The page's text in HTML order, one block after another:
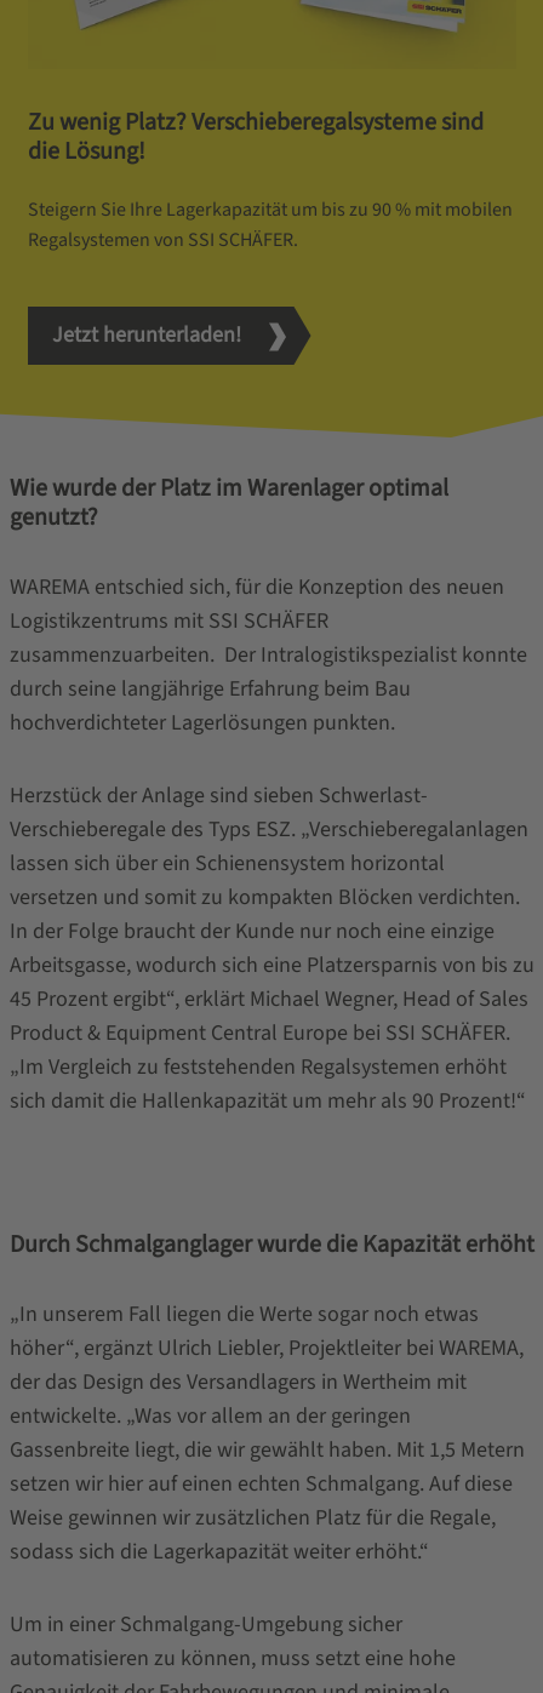
Zu wenig Platz? Verschieberegalsysteme sind
die Lösung!
Steigern Sie Ihre Lagerkapazität um bis zu 90 % mit mobilen
Regalsystemen von SSI SCHÄFER.
Jetzt herunterladen!
Wie wurde der Platz im Warenlager optimal
genutzt?
WAREMA entschied sich, für die Konzeption des neuen
Logistikzentrums mit SSI SCHÄFER
zusammenzuarbeiten. Der Intralogistikspezialist konnte
durch seine langjährige Erfahrung beim Bau
hochverdichteter Lagerlösungen punkten.
Herzstück der Anlage sind sieben Schwerlast-
Verschieberegale des Typs ESZ. „Verschieberegalanlagen
lassen sich über ein Schienensystem horizontal
versetzen und somit zu kompakten Blöcken verdichten.
In der Folge braucht der Kunde nur noch eine einzige
Arbeitsgasse, wodurch sich eine Platzersparnis von bis zu
45 Prozent ergibt“, erklärt Michael Wegner, Head of Sales
Product & Equipment Central Europe bei SSI SCHÄFER.
„Im Vergleich zu feststehenden Regalsystemen erhöht
sich damit die Hallenkapazität um mehr als 90 Prozent!“
Durch Schmalganglager wurde die Kapazität erhöht
„In unserem Fall liegen die Werte sogar noch etwas
höher“, ergänzt Ulrich Liebler, Projektleiter bei WAREMA,
der das Design des Versandlagers in Wertheim mit
entwickelte. „Was vor allem an der geringen
Gassenbreite liegt, die wir gewählt haben. Mit 1,5 Metern
setzen wir hier auf einen echten Schmalgang. Auf diese
Weise gewinnen wir zusätzlichen Platz für die Regale,
sodass sich die Lagerkapazität weiter erhöht.“
Um in einer Schmalgang-Umgebung sicher
automatisieren zu können, muss setzt eine hohe